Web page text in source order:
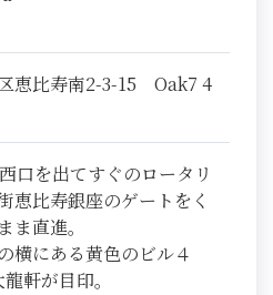
恵比寿南2-3-15 Oak7 4
口を出てすぐのロータリ
恵比寿銀座のゲートをく
ま直進。
横にある黄色のビル４
軒が目印。